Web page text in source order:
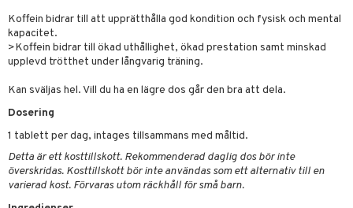
Koffein bidrar till att upprätthålla god kondition och fysisk och mental
kapacitet.
>Koffein bidrar till ökad uthållighet, ökad prestation samt minskad
upplevd trötthet under långvarig träning.
Kan sväljas hel. Vill du ha en lägre dos går den bra att dela.
Dosering
1 tablett per dag, intages tillsammans med måltid.
Detta är ett kosttillskott. Rekommenderad daglig dos bör inte
överskridas. Kosttillskott bör inte användas som ett alternativ till en
varierad kost. Förvaras utom räckhåll för små barn.
buljong
fot
K
svar